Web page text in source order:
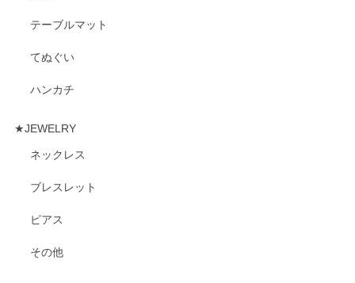
テーブルマット
てぬぐい
ハンカチ
★JEWELRY
ネックレス
ブレスレット
ピアス
その他